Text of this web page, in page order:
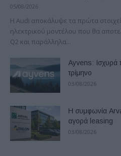
05/08/2026
Η Audi αποκάλυψε τα πρώτα
ηλεκτρικού μοντέλου που θα
Q2 και παράλληλα...
Ayvens: Iσχυρά
τρίμηνο
03/08/2026
Η συμφωνία
αγορά leasing
03/08/2026